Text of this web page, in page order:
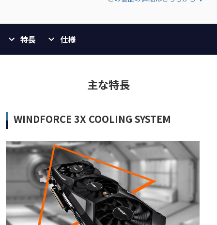
特長 仕様
主な特長
WINDFORCE 3X COOLING SYSTEM